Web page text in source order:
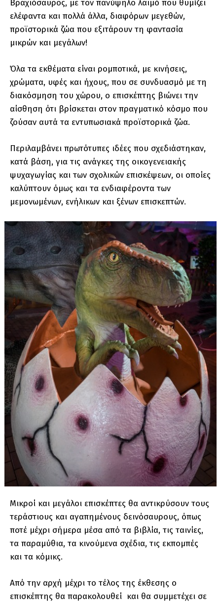
Βραχιόσαυρος, με τον πανύψηλο λαιμό που θυμίζει
ελέφαντα και πολλά άλλα, διαφόρων μεγεθών,
προϊστορικά ζώα που εξιτάρουν τη φαντασία
μικρών και μεγάλων!
Όλα τα εκθέματα είναι ρομποτικά, με κινήσεις,
χρώματα, υφές και ήχους, που σε συνδυασμό με τη
διακόσμηση του χώρου, ο επισκέπτης βιώνει την
αίσθηση ότι βρίσκεται στον πραγματικό κόσμο που
ζούσαν αυτά τα εντυπωσιακά προϊστορικά ζώα.
Περιλαμβάνει πρωτότυπες ιδέες που σχεδιάστηκαν,
κατά βάση, για τις ανάγκες της οικογενειακής
ψυχαγωγίας και των σχολικών επισκέψεων, οι οποίες
καλύπτουν όμως και τα ενδιαφέροντα των
μεμονωμένων, ενήλικων και ξένων επισκεπτών.
Μικροί και μεγάλοι επισκέπτες θα αντικρύσουν τους
τεράστιους και αγαπημένους δεινόσαυρους, όπως
ποτέ μέχρι σήμερα μέσα από τα βιβλία, τις ταινίες,
τα παραμύθια, τα κινούμενα σχέδια, τις εκπομπές
και τα κόμικς.
Από την αρχή μέχρι το τέλος της έκθεσης ο
επισκέπτης θα παρακολουθεί και θα συμμετέχει σε